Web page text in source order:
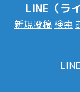
LINE（ラ
新規投稿 検索